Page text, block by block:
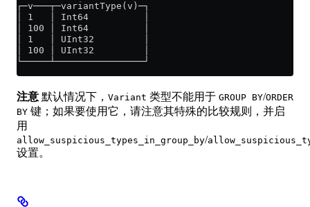
┌─v───┬─variantType(v)─┐
│ 1   │ Int64          │
│ 100 │ Int64          │
│ 1   │ UInt32         │
│ 100 │ UInt32         │
└─────┴────────────────┘
注意 默认情况下， Variant 类型不能用于 GROUP BY/ORDER
BY 键；如果要使用它，请注意其特殊的比较规则，并启
用
allow_suspicious_types_in_group_by/
设置。